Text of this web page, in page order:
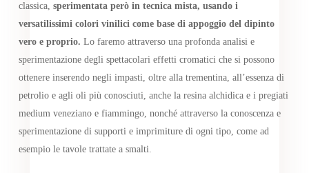
classica, sperimentata però in tecnica mista, usando i
versatilissimi colori vinilici come base di appoggio del dipinto
vero e proprio. Lo faremo attraverso una profonda analisi e
sperimentazione degli spettacolari effetti cromatici che si possono
ottenere inserendo negli impasti, oltre alla trementina, all’essenza di
petrolio e agli oli più conosciuti, anche la resina alchidica e i pregiati
medium veneziano e fiammingo, nonché attraverso la conoscenza e
sperimentazione di supporti e imprimiture di ogni tipo, come ad
esempio le tavole trattate a smalti.